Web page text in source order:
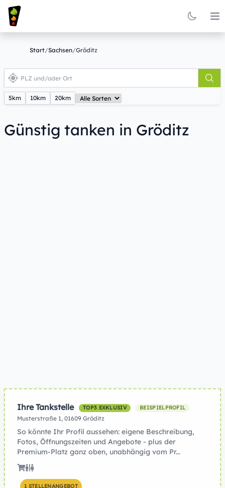
Start/Sachsen/Gröditz
5km 10km 20km
Günstig tanken in Gröditz
Ihre Tankstelle TOP3 EXKLUSIV BEISPIELPROFIL
Musterstraße 1, 01609 Gröditz
So könnte Ihr Profil aussehen: eigene Beschreibung,
Fotos, Öffnungszeiten und Angebote - plus der
Premium-Platz ganz oben, unabhängig vom Pr...
1 STELLENANGEBOT